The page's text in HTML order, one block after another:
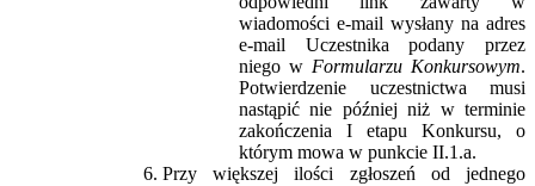
wiadomości e-mail wysłany na adres
e-mail Uczestnika podany przez
niego w Formularzu Konkursowym.
Potwierdzenie uczestnictwa musi
nastąpić nie później niż w terminie
zakończenia I etapu Konkursu, o
którym mowa w punkcie II.1.a.
Przy większej ilości zgłoszeń od jednego